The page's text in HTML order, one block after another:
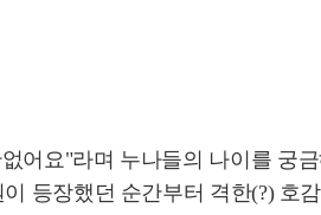
어요"라며 누나들의 나이를 궁
등장했던 순간부터 격한(?) 호